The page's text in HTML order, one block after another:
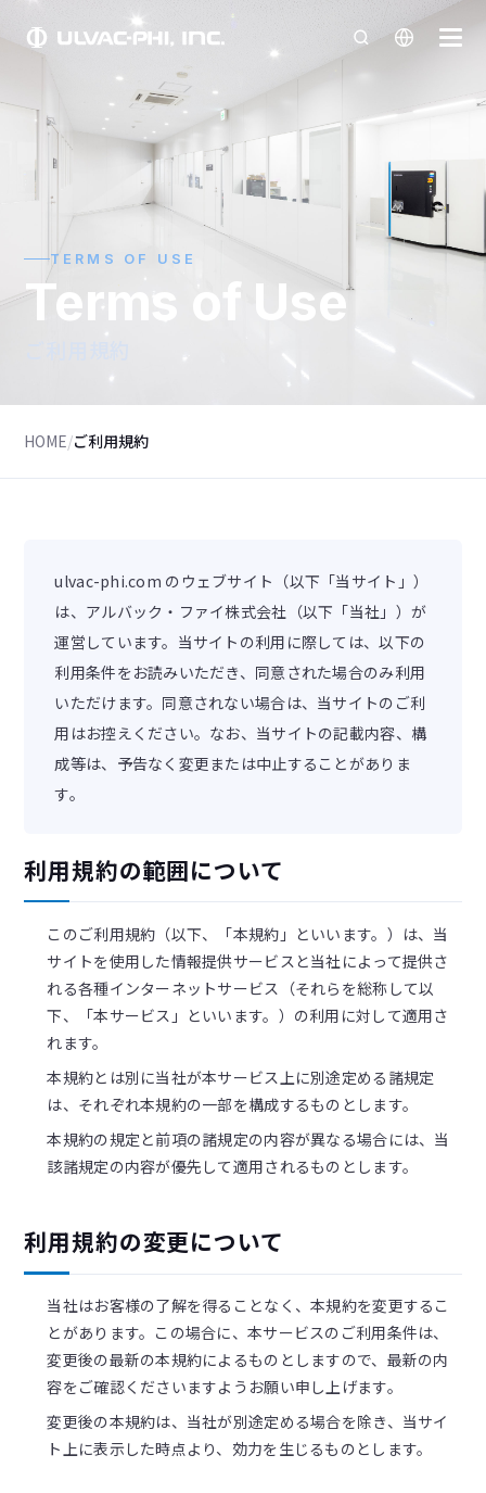
TERMS OF USE
Terms of Use
HOME/ご利用規約
ulvac-phi.com のウェブサイト（以下「当サイト」）
は、アルバック・ファイ株式会社（以下「当社」）が
運営しています。当サイトの利用に際しては、以下の
利用条件をお読みいただき、同意された場合のみ利用
いただけます。同意されない場合は、当サイトのご利
用はお控えください。なお、当サイトの記載内容、構
成等は、予告なく変更または中止することがありま
す。
利用規約の範囲について
このご利用規約（以下、「本規約」といいます。）は、当
サイトを使用した情報提供サービスと当社によって提供さ
れる各種インターネットサービス（それらを総称して以
下、「本サービス」といいます。）の利用に対して適用さ
れます。
本規約とは別に当社が本サービス上に別途定める諸規定
は、それぞれ本規約の一部を構成するものとします。
本規約の規定と前項の諸規定の内容が異なる場合には、当
該諸規定の内容が優先して適用されるものとします。
利用規約の変更について
当社はお客様の了解を得ることなく、本規約を変更するこ
とがあります。この場合に、本サービスのご利用条件は、
変更後の最新の本規約によるものとしますので、最新の内
容をご確認くださいますようお願い申し上げます。
変更後の本規約は、当社が別途定める場合を除き、当サイ
ト上に表示した時点より、効力を生じるものとします。